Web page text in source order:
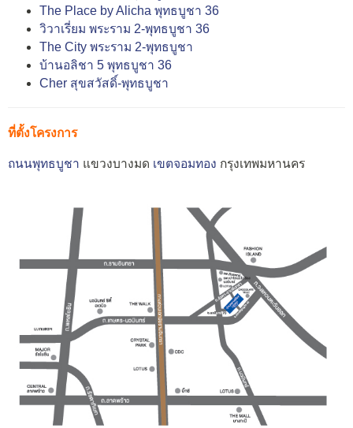
The Place by Alicha พุทธบูชา 36
วิวาเรี่ยม พระราม 2-พุทธบูชา 36
The City พระราม 2-พุทธบูชา
บ้านอลิชา 5 พุทธบูชา 36
Cher สุขสวัสดิ์-พุทธบูชา
ที่ตั้งโครงการ
ถนนพุทธบูชา แขวงบางมด เขตจอมทอง กรุงเทพมหานคร